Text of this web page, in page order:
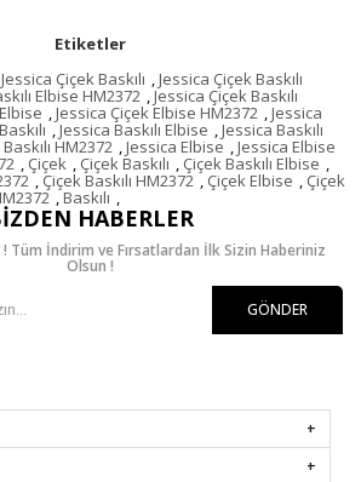
Etiketler
Jessica Çiçek Baskılı Jessica Çiçek Baskılı
Elbise HM2372 Jessica Çiçek Baskılı
Jessica Çiçek Elbise HM2372 Jessica
,Jessica Baskılı Elbise Jessica Baskılı
HM2372 Jessica Elbise Jessica Elbise
Çiçek Çiçek Baskılı Çiçek Baskılı Elbise
Çiçek Baskılı HM2372 , Çiçek Elbise Çiçek
,Baskılı
HABERLER
Tüm İndirim ve Fırsatlardan İlk Sizin Haberiniz
Olsun !
GÖNDER